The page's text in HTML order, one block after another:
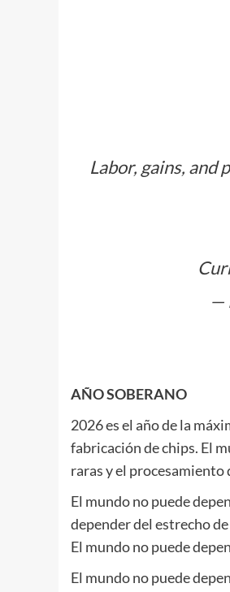
Labor, gains,
—
AÑO SOBERANO
2026 es el año de la
fabricación de chips. El
raras y el
El mundo no puede
depender del estrecho de
El mundo no puede
El mundo no puede